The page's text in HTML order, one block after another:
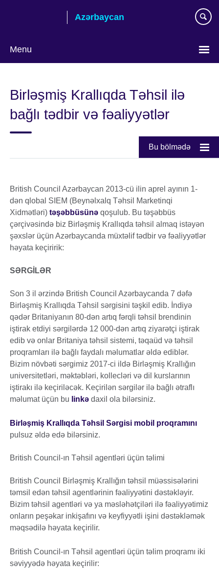
Azərbaycan
Menu
language
Birləşmiş Krallıqda Təhsil ilə
bağlı tədbir və fəaliyyətlər
Bu bölmədə
British Council Azərbaycan 2013-cü ilin aprel ayının 1-
dən qlobal SIEM (Beynəlxalq Təhsil Marketinqi
Xidmətləri) təşəbbüsünə qoşulub. Bu təşəbbüs
çərçivəsində biz Birləşmiş Krallıqda təhsil almaq istəyən
şəxslər üçün Azərbaycanda müxtəlif tədbir və fəaliyyətlər
həyata keçiririk:
SƏRGİLƏR
Son 3 il ərzində British Council Azərbaycanda 7 dəfə
Birləşmiş Krallıqda Təhsil sərgisini təşkil edib. İndiyə
qədər Britaniyanın 80-dən artıq fərqli təhsil brendinin
iştirak etdiyi sərgilərdə 12 000-dən artıq ziyarətçi iştirak
edib və onlar Britaniya təhsil sistemi, təqaüd və təhsil
proqramları ilə bağlı faydalı məlumatlar əldə ediblər.
Bizim növbəti sərgimiz 2017-ci ildə Birləşmiş Krallığın
universitetləri, məktəbləri, kollecləri və dil kurslarının
iştirakı ilə keçiriləcək. Keçirilən sərgilər ilə bağlı ətraflı
məlumat üçün bu linkə daxil ola bilərsiniz.
Birləşmiş Krallıqda Təhsil Sərgisi mobil proqramını
pulsuz əldə edə bilərsiniz.
British Council-ın Təhsil agentləri üçün təlimi
British Council Birləşmiş Krallığın təhsil müəssisələrini
təmsil edən təhsil agentlərinin fəaliyyətini dəstəkləyir.
Bizim təhsil agentləri və ya məsləhətçiləri ilə fəaliyyətimiz
onların peşəkar inkişafını və keyfiyyətli işini dəstəkləmək
məqsədilə həyata keçirilir.
British Council-ın Təhsil agentləri üçün təlim proqramı iki
səviyyədə həyata keçirilir: